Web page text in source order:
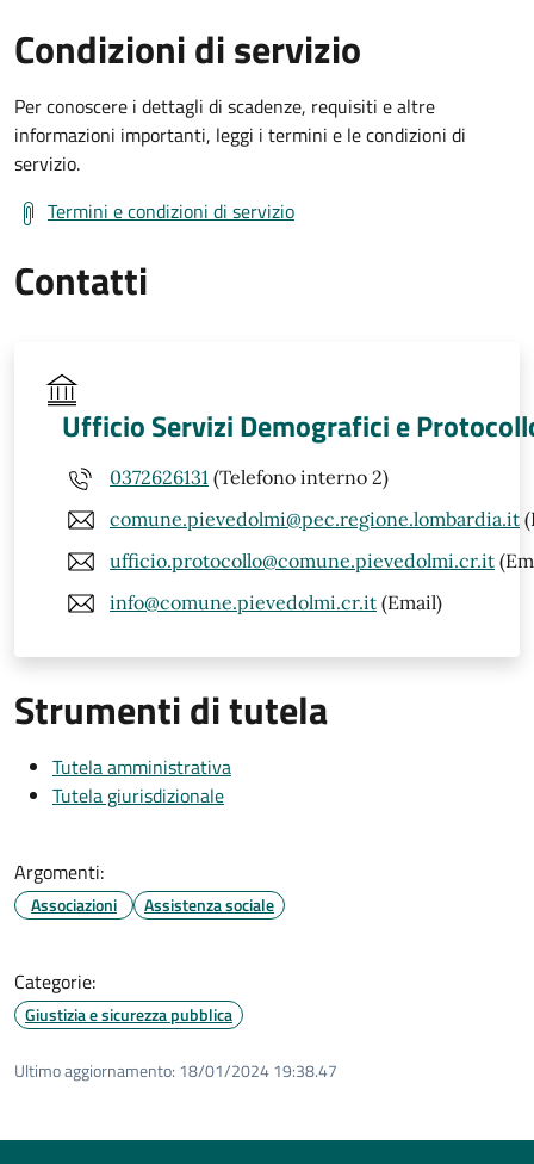
Condizioni di servizio
Per conoscere i dettagli di scadenze, requisiti e altre
informazioni importanti, leggi i termini e le condizioni di
servizio.
Termini e condizioni di servizio
Contatti
Ufficio Servizi Demografici e
0372626131 (Telefono interno 2)
comune.pievedolmi@pec.regione.lombardia.it
ufficio.protocollo@comune.pievedolmi.cr.it
info@comune.pievedolmi.cr.it (Email)
Strumenti di tutela
Tutela amministrativa
Tutela giurisdizionale
Argomenti:
Associazioni Assistenza sociale
Categorie:
Giustizia e sicurezza pubblica
Ultimo aggiornamento: 18/01/2024 19:38.47